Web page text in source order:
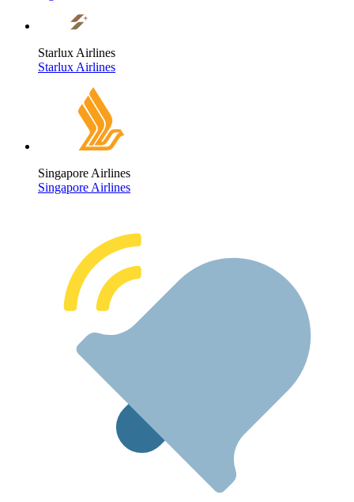
Starlux Airlines
Starlux Airlines
Singapore Airlines
Singapore Airlines